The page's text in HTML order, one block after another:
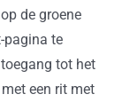
de groene
pagina te
tot het
een rit met